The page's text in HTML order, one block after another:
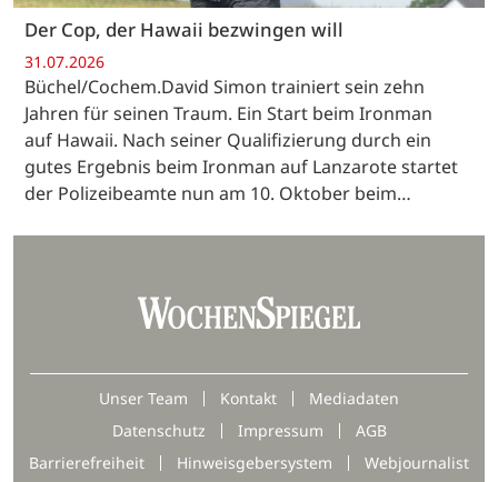
Der Cop, der Hawaii bezwingen will
31.07.2026
Büchel/Cochem.David Simon trainiert sein zehn
Jahren für seinen Traum. Ein Start beim Ironman
auf Hawaii. Nach seiner Qualifizierung durch ein
gutes Ergebnis beim Ironman auf Lanzarote startet
der Polizeibeamte nun am 10. Oktober beim…
Unser Team Kontakt
Mediadaten
Datenschutz
Impressum
AGB
Barrierefreiheit
Hinweisgebersystem Webjournalist